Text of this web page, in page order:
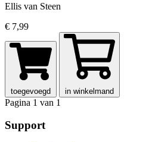
Ellis van Steen
€ 7,99
toegevoegd in winkelmand
Pagina 1 van 1
Support